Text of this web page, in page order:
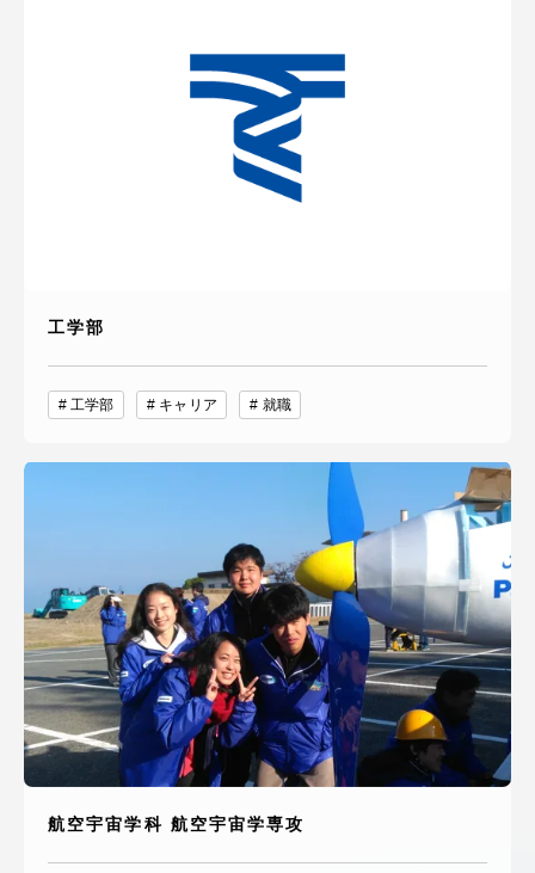
工学部
工学部 キャリア 就職
航空宇宙学科 航空宇宙学専攻